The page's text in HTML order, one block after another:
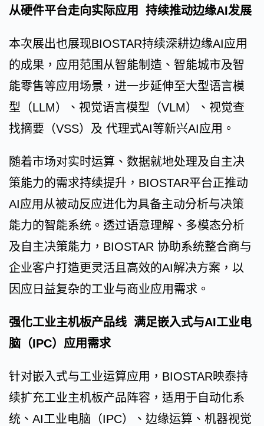
从硬件平台走向实际应用 持续推动边缘AI发展
本次展出也展现BIOSTAR持续深耕边缘AI应用
的成果，应用范围从智能制造、智能城市及智
能零售等应用场景，进一步延伸至大型语言模
型（LLM）、视觉语言模型（VLM）、视觉查
找摘要（VSS）及 代理式AI等新兴AI应用。
随着市场对实时运算、数据就地处理及自主决
策能力的需求持续提升，BIOSTAR平台正推动
AI应用从被动反应进化为具备主动分析与决策
能力的智能系统。透过语意理解、多模态分析
及自主决策能力，BIOSTAR 协助系统整合商与
企业客户打造更灵活且高效的AI解决方案，以
因应日益复杂的工业与商业应用需求。
强化工业主机板产品线 满足嵌入式与AI工业电
脑（IPC）应用需求
针对嵌入式与工业运算应用，BIOSTAR映泰持
续扩充工业主机板产品阵容，适用于自动化系
统、AI工业电脑（IPC）、边缘运算、机器视觉